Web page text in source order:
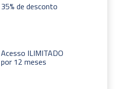
35% de desconto
Acesso ILIMITADO
por 12 meses